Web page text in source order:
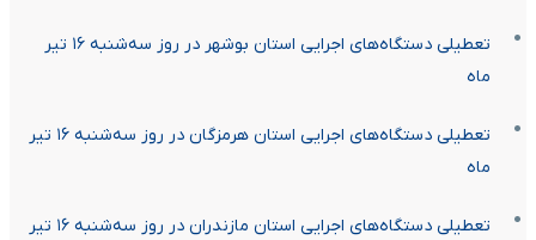
تعطیلی دستگاه‌های اجرایی استان بوشهر در روز سه‌شنبه ۱۶ تیر
ماه
تعطیلی دستگاه‌های اجرایی استان هرمزگان در روز سه‌شنبه ۱۶ تیر
ماه
تعطیلی دستگاه‌های اجرایی استان مازندران در روز سه‌شنبه ۱۶ تیر